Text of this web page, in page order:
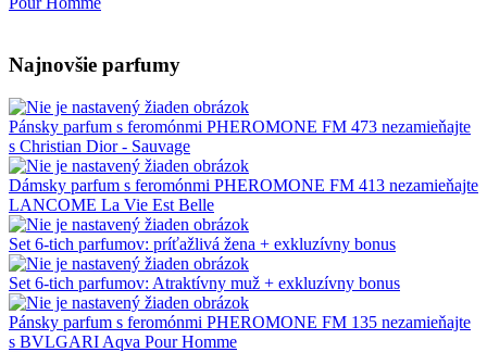
Najnovšie parfumy
Pánsky parfum s feromónmi PHEROMONE FM 473 nezamieňajte
s Christian Dior - Sauvage
Dámsky parfum s feromónmi PHEROMONE FM 413 nezamieňajte
LANCOME La Vie Est Belle
Set 6-tich parfumov: príťažlivá žena + exkluzívny bonus
Set 6-tich parfumov: Atraktívny muž + exkluzívny bonus
Pánsky parfum s feromónmi PHEROMONE FM 135 nezamieňajte
s BVLGARI Aqva Pour Homme